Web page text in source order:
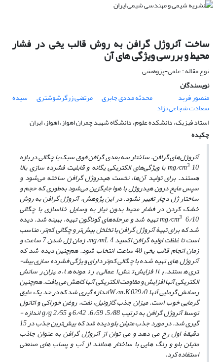
ساخت آئروژل گرافن به روش قالب یخی در فشار
محیط و بررسی ویژگی های آن
نوع مقاله : علمی-پژوهشی
نویسندگان
منصور فربد
محدثه مددی جابری مرتضی زرگرشوشتری سیده
سعادت شجاعی نژاد
استاد فیزیک، دانشکده علوم، دانشگاه شهید چمران اهواز، اهواز، ایران
چکیده
آئروژل‌های گرافن، ساختار سه بعدی گرافن فوق سبک با چگالی در بازه
mg/cm3 10 با ویژگی‌های الکتریکی یگانه و قابلیت فشرده سازی بالا
هستند. برای تولید آن‌ها، نخست هیدروژل گرافن ساخته می‌شود و
سپس مایع درون هیدروژل با هوا جایگزین می‌شود به‌طوری که حجم و
ساختار ژل دچار تغییر نشود. در این پژوهش، آئروژل گرافن به روش
خشک کردن در فشار محیط بدون نیاز به وسایل خلاسازی با چگالی
mg/cm3 6/10 تهیه شد و مرحله‌های گوناگون تهیه، بهینه شد. دیده
شد که برای تهیۀ آئروژل گرافن با تخلخل بیش‌تر و چگالی کم‌تر، مناسب
است تا غلظت اولیه گرافن اکسید mg/mL 4، زمان ژل شدن 7 ساعت و
زمان انجام قالب یخی 48 ساعت انتخاب شود. هم‌چنین دیده شد که
آئروژل­ های تهیه شده با چگالی کم‌تر دارای ویژگی فشرده ­سازی بیش­
تری هستند. با افزایش تنش اعمالی بر نمونه­ ها، میزان رسانش
الکتریکی آن­ها افزایش و مقاومت الکتریکی آن­ها کاهش می­ یافت. هم‌چنین
رسانش گرمایی آن­ها W/m.K 029/0 اندازه­ گیری شد که در حد یک عایق
گرمایی خوب است. میزان جذب گازوئیل، نفت، روغن خوراکی و اتانول
توسط آئروژل گرافن به ترتیب 5/88، 6/59، 6/42 و g/g 2/55 اندازه ­
گیری شد. در مورد جذب متیلن­ بلو دیده شد که بیش‌ترین جذب در 15
دقیقۀ اول رخ می­ دهد و می ­توان از آئروژل گرافن به عنوان جاذب
متیلن­ بلو و رنگ ­هایی با ساختار همانند از آب و پساب­ های صنعتی
استفاده کرد.